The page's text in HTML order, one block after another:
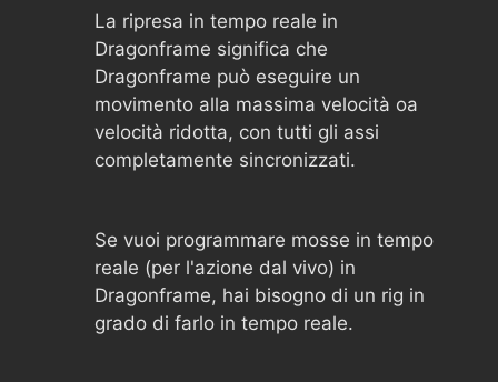
La ripresa in tempo reale in
Dragonframe significa che
Dragonframe può eseguire un
movimento alla massima velocità oa
velocità ridotta, con tutti gli assi
completamente sincronizzati.
Se vuoi programmare mosse in tempo
reale (per l'azione dal vivo) in
Dragonframe, hai bisogno di un rig in
grado di farlo in tempo reale.